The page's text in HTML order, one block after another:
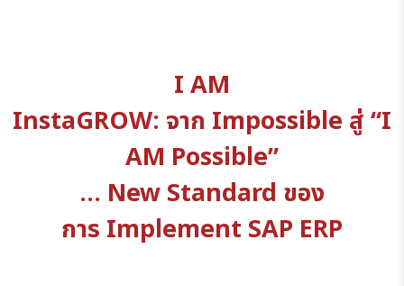
I AM
InstaGROW: จาก Impossible สู่ “I
AM Possible”
… New Standard ของ
การ Implement SAP ERP